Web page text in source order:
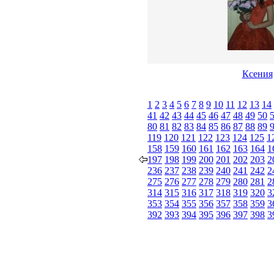
Ксения
1 2 3 4 5 6 7 8 9 10 11 12 13 14
41 42 43 44 45 46 47 48 49 50
80 81 82 83 84 85 86 87 88 89
119 120 121 122 123 124 125
158 159 160 161 162 163 164
197 198 199 200 201 202 203
236 237 238 239 240 241 242
275 276 277 278 279 280 281
314 315 316 317 318 319 320
353 354 355 356 357 358 359
392 393 394 395 396 397 398